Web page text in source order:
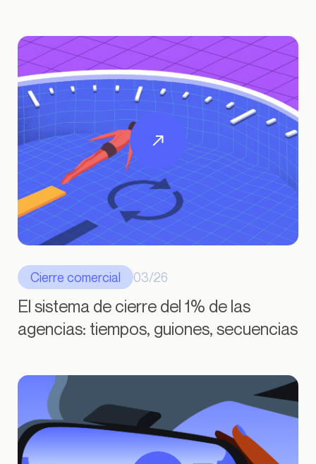
Cierre comercial 03/26
El sistema de cierre del 1% de las
agencias: tiempos, guiones, secuencias